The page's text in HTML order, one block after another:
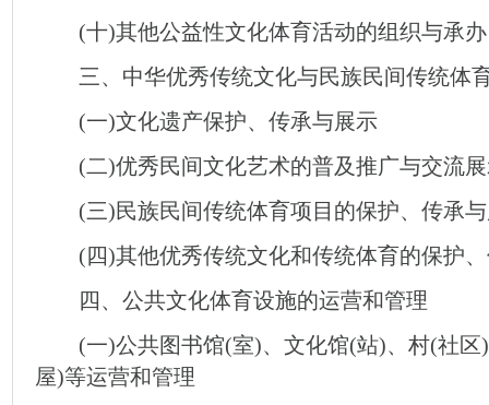
(十)其他公益性文化体育活动的组织与承办
三、中华优秀传统文化与民族民间传统体
(一)文化遗产保护、传承与展示
(二)优秀民间文化艺术的普及推广与交流
(三)民族民间传统体育项目的保护、传承与
(四)其他优秀传统文化和传统体育的保护、
四、公共文化体育设施的运营和管理
(一)公共图书馆(室)、文化馆(站)、村(社区)
屋)等运营和管理